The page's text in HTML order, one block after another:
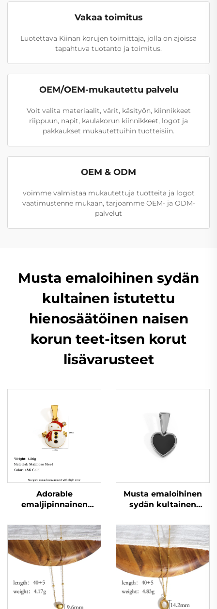
Vakaa toimitus
Luotettava Kiinan korujen toimittaja, jolla on ajoissa
tapahtuva tuotanto ja toimitus.
OEM/OEM-mukautettu palvelu
Voit valita materiaalit, värit, käsityön, kiinnikkeet
riippuun, napit, kaulakorun kiinnikkeet, logot ja
pakkaukset mukautettuihin tuotteisiin.
OEM & ODM
voimme valmistaa mukautettuja tuotteita ja logot
vaatimustenne mukaan, tarjoamme OEM- ja ODM-
palvelut
Musta emaloihinen sydän
kultainen istutettu
hienosäätöinen naisen
korun teet-itsen korut
lisävarusteet
Adorable
emaljipinnainen
teräskaulanauha
joulupukin riipus
uudenvuoden lahjaksi
juhlajuhlaromua,
erittäin halpa
Musta emaloihinen
sydän kultainen
hienosäätöinen naisen
korun teet-itsen korut
lisävarusteet